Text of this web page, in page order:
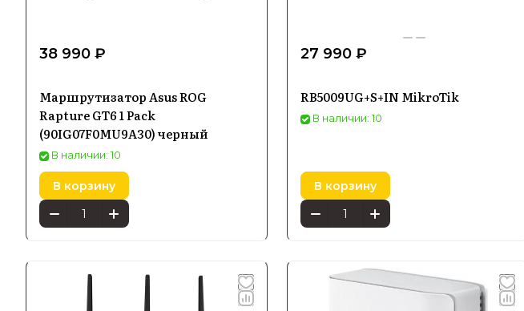
38 990 ₽
Маршрутизатор Asus ROG
Rapture GT6 1 Pack
(90IG07F0MU9A30) черный
В наличии: 10
В корзину
27 990 ₽
RB5009UG+S+IN MikroTik
В наличии: 10
В корзину